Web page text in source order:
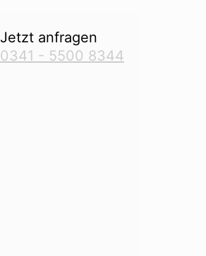
Jetzt anfragen
0341 - 5500 8344